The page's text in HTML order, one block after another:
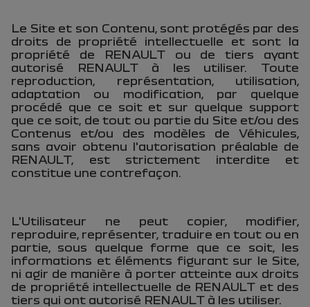
Le Site et son Contenu, sont protégés par des
droits de propriété intellectuelle et sont la
propriété de RENAULT ou de tiers ayant
autorisé RENAULT à les utiliser. Toute
reproduction, représentation, utilisation,
adaptation ou modification, par quelque
procédé que ce soit et sur quelque support
que ce soit, de tout ou partie du Site et/ou des
Contenus et/ou des modèles de Véhicules,
sans avoir obtenu l'autorisation préalable de
RENAULT, est strictement interdite et
constitue une contrefaçon.
L'Utilisateur ne peut copier, modifier,
reproduire, représenter, traduire en tout ou en
partie, sous quelque forme que ce soit, les
informations et éléments figurant sur le Site,
ni agir de manière à porter atteinte aux droits
de propriété intellectuelle de RENAULT et des
tiers qui ont autorisé RENAULT à les utiliser.